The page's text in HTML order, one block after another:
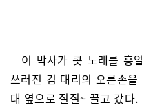
이 박사가 콧 노래를 흥
쓰러진 김 대리의 오른손
대 옆으로 질질~ 끌고 갔다.